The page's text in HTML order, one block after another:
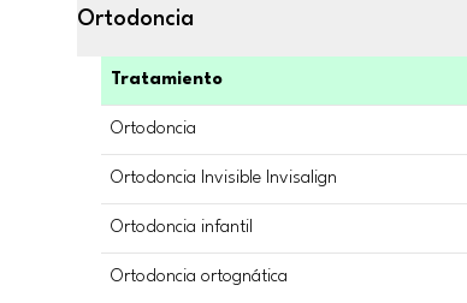
Ortodoncia
Tratamiento
Ortodoncia
Ortodoncia Invisible Invisalign
Ortodoncia infantil
Ortodoncia ortognática